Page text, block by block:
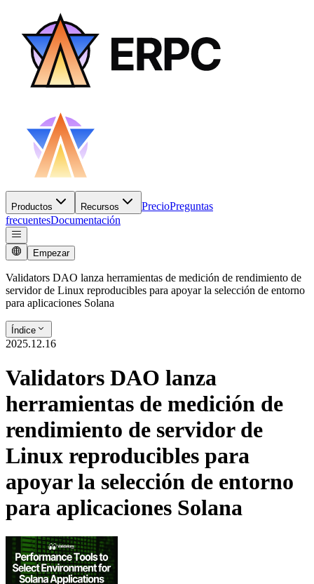
Productos Recursos PrecioPreguntas
frecuentesDocumentación
Empezar
Validators DAO lanza herramientas de medición de rendimiento de
servidor de Linux reproducibles para apoyar la selección de entorno
para aplicaciones Solana
Índice
2025.12.16
Validators DAO lanza
herramientas de medición de
rendimiento de servidor de
Linux reproducibles para
apoyar la selección de entorno
para aplicaciones Solana